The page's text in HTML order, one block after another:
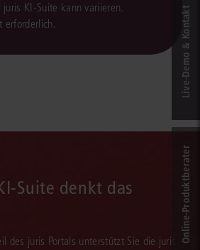
KI-Suite kann variieren.
erforderlich.
Suite denkt das
des juris Portals unterstützt Sie die juris
Live‑Demo & Kontakt
Online-Produkt­berater